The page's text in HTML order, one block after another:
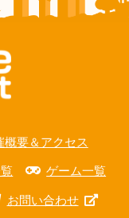
概要＆アクセス
ゲーム一覧
お問い合わせ